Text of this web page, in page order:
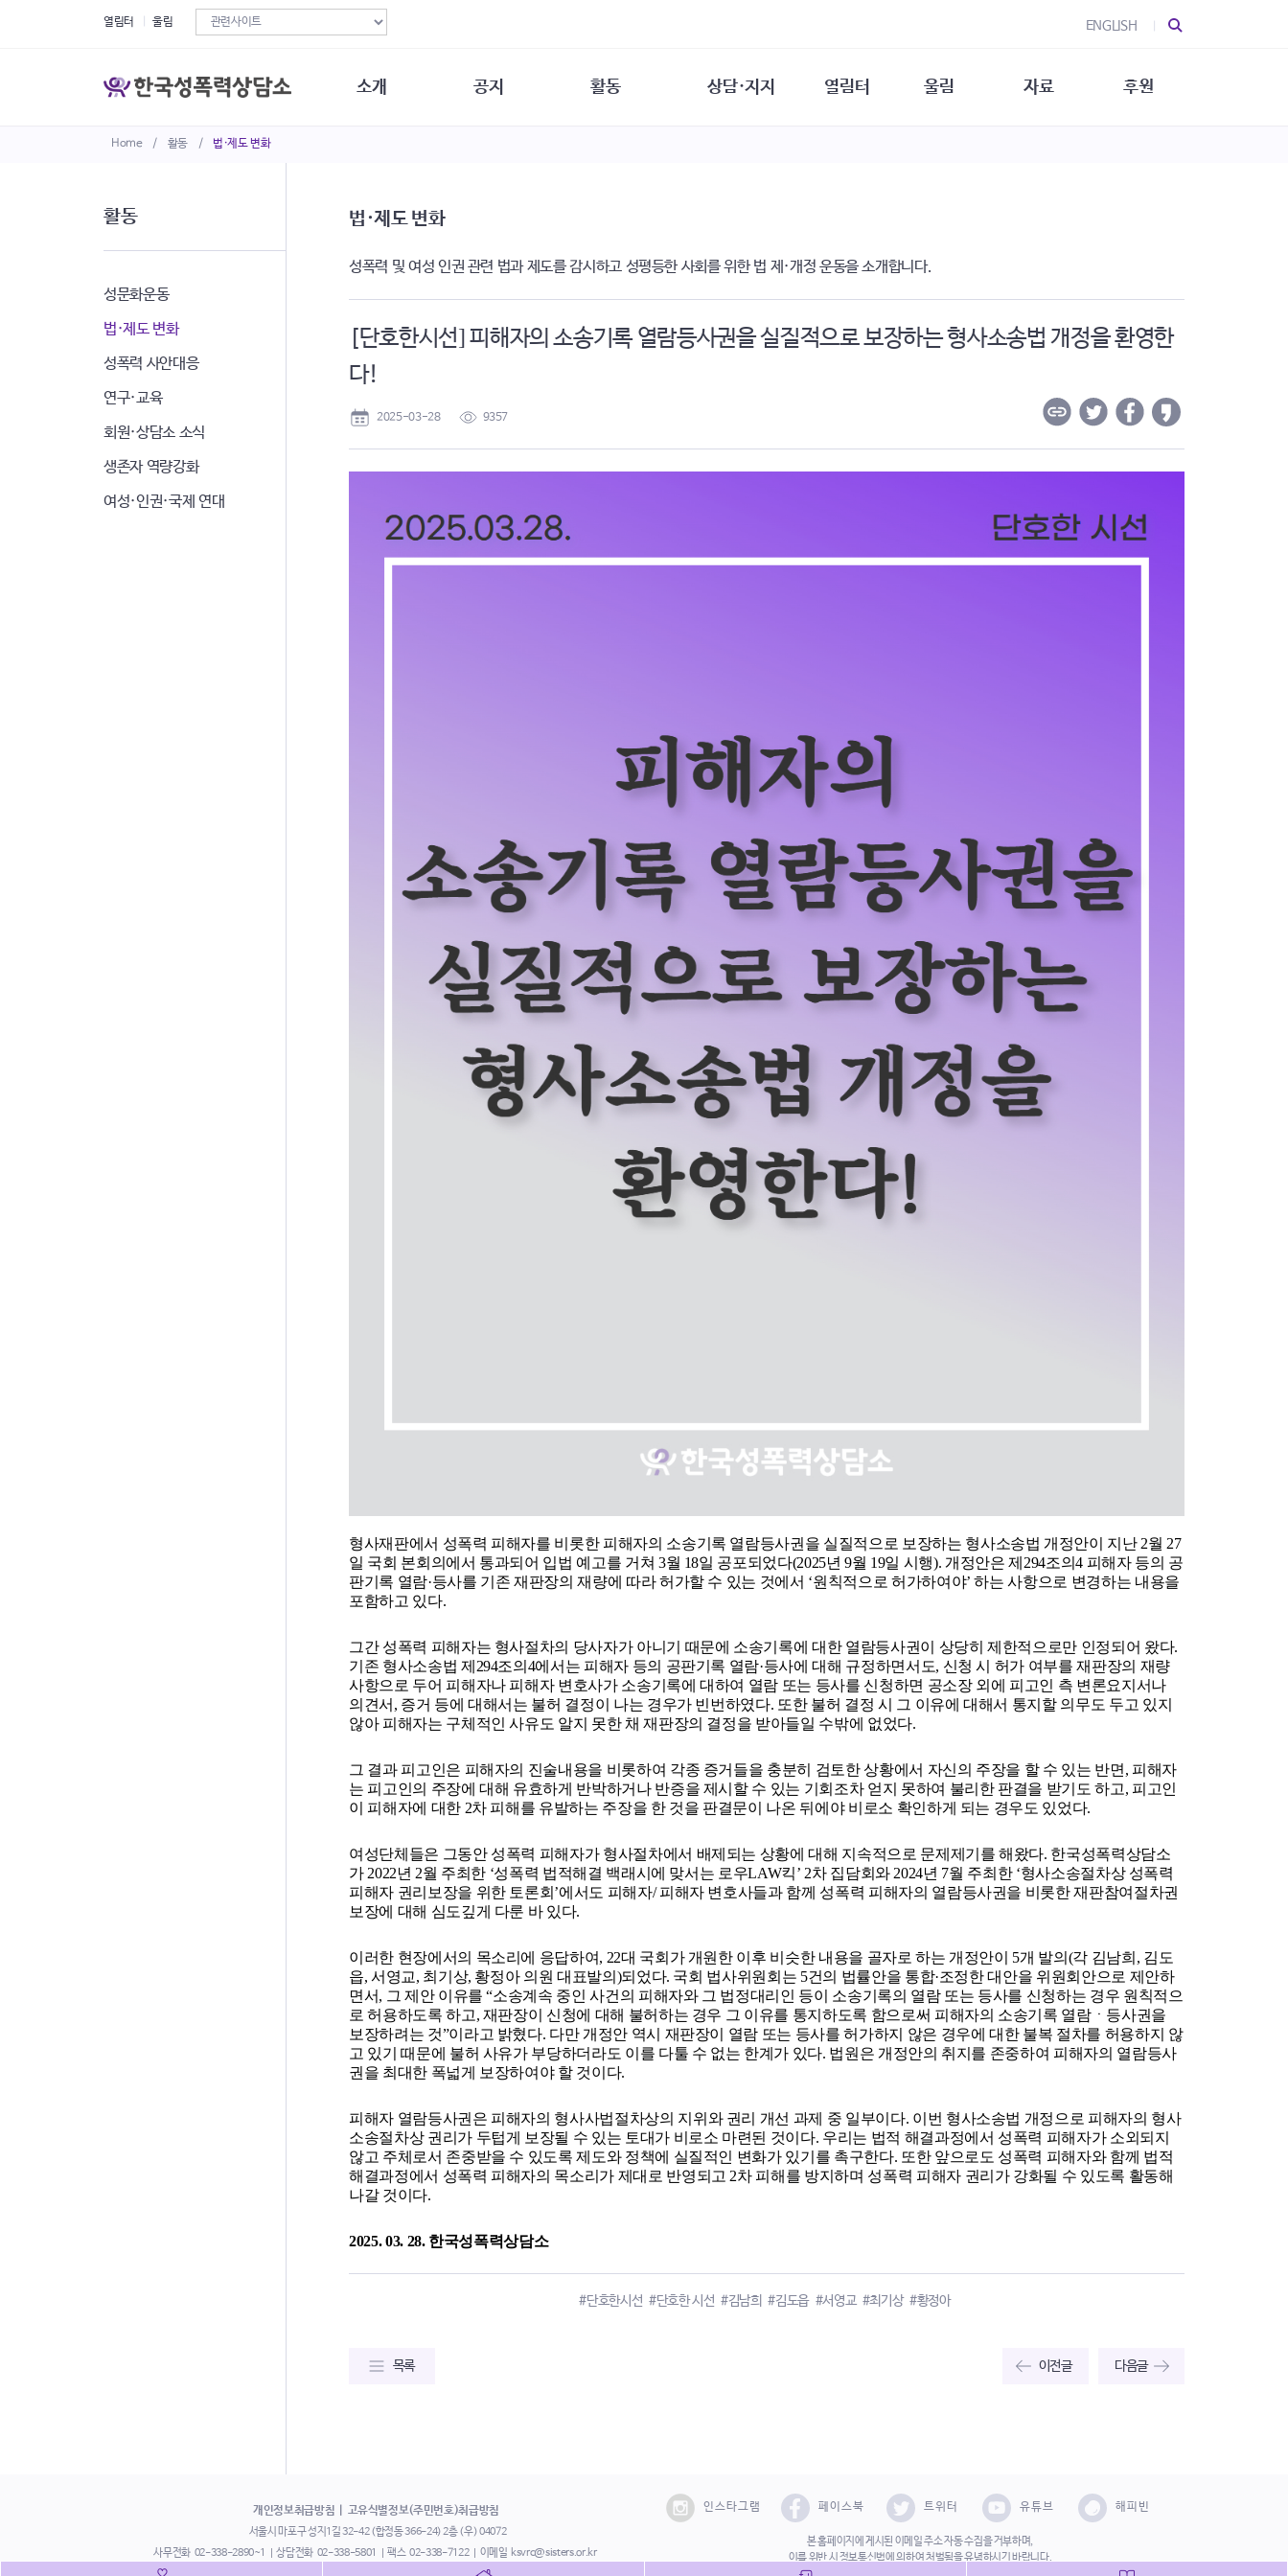
Home / 활동 / 법·제도 변화
열림터 울림 ENGLISH
소개
오시는길
정관·규정·약속
공지 활동
생존자 역량강화
상담·지지
함께 고민하기
열림터
연대/연구
울림 자료 후원
활동
성문화운동
법·제도 변화
성폭력 사안대응
연구·교육
회원·상담소 소식
생존자 역량강화
여성·인권·국제 연대
법·제도 변화
성폭력 및 여성 인권 관련 법과 제도를 감시하고 성평등한 사회를 위한 법 제·개정 운동을 소개합니다.
[단호한시선] 피해자의 소송기록 열람등사권을 실질적으로 보장하는 형사소송법 개정을 환영한
다!
2025-03-28 9357
형사재판에서 성폭력 피해자를 비롯한 피해자의 소송기록 열람등사권을 실질적으로 보장하는 형사소송법 개정안이 지난 2월 27
일 국회 본회의에서 통과되어 입법 예고를 거쳐 3월 18일 공포되었다(2025년 9월 19일 시행). 개정안은 제294조의4 피해자 등의 공
판기록 열람·등사를 기존 재판장의 재량에 따라 허가할 수 있는 것에서 ‘원칙적으로 허가하여야’ 하는 사항으로 변경하는 내용을
포함하고 있다.
그간 성폭력 피해자는 형사절차의 당사자가 아니기 때문에 소송기록에 대한 열람등사권이 상당히 제한적으로만 인정되어 왔다.
기존 형사소송법 제294조의4에서는 피해자 등의 공판기록 열람·등사에 대해 규정하면서도, 신청 시 허가 여부를 재판장의 재량
사항으로 두어 피해자나 피해자 변호사가 소송기록에 대하여 열람 또는 등사를 신청하면 공소장 외에 피고인 측 변론요지서나
의견서, 증거 등에 대해서는 불허 결정이 나는 경우가 빈번하였다. 또한 불허 결정 시 그 이유에 대해서 통지할 의무도 두고 있지
않아 피해자는 구체적인 사유도 알지 못한 채 재판장의 결정을 받아들일 수밖에 없었다.
그 결과 피고인은 피해자의 진술내용을 비롯하여 각종 증거들을 충분히 검토한 상황에서 자신의 주장을 할 수 있는 반면, 피해자
는 피고인의 주장에 대해 유효하게 반박하거나 반증을 제시할 수 있는 기회조차 얻지 못하여 불리한 판결을 받기도 하고, 피고인
이 피해자에 대한 2차 피해를 유발하는 주장을 한 것을 판결문이 나온 뒤에야 비로소 확인하게 되는 경우도 있었다.
여성단체들은 그동안 성폭력 피해자가 형사절차에서 배제되는 상황에 대해 지속적으로 문제제기를 해왔다. 한국성폭력상담소
가 2022년 2월 주최한 ‘성폭력 법적해결 백래시에 맞서는 로우LAW킥’ 2차 집담회와 2024년 7월 주최한 ‘형사소송절차상 성폭력
피해자 권리보장을 위한 토론회’에서도 피해자/ 피해자 변호사들과 함께 성폭력 피해자의 열람등사권을 비롯한 재판참여절차권
보장에 대해 심도깊게 다룬 바 있다.
이러한 현장에서의 목소리에 응답하여, 22대 국회가 개원한 이후 비슷한 내용을 골자로 하는 개정안이 5개 발의(각 김남희, 김도
읍, 서영교, 최기상, 황정아 의원 대표발의)되었다. 국회 법사위원회는 5건의 법률안을 통합·조정한 대안을 위원회안으로 제안하
면서, 그 제안 이유를 “소송계속 중인 사건의 피해자와 그 법정대리인 등이 소송기록의 열람 또는 등사를 신청하는 경우 원칙적으
로 허용하도록 하고, 재판장이 신청에 대해 불허하는 경우 그 이유를 통지하도록 함으로써 피해자의 소송기록 열람ㆍ등사권을
보장하려는 것”이라고 밝혔다. 다만 개정안 역시 재판장이 열람 또는 등사를 허가하지 않은 경우에 대한 불복 절차를 허용하지 않
고 있기 때문에 불허 사유가 부당하더라도 이를 다툴 수 없는 한계가 있다. 법원은 개정안의 취지를 존중하여 피해자의 열람등사
권을 최대한 폭넓게 보장하여야 할 것이다.
피해자 열람등사권은 피해자의 형사사법절차상의 지위와 권리 개선 과제 중 일부이다. 이번 형사소송법 개정으로 피해자의 형사
소송절차상 권리가 두텁게 보장될 수 있는 토대가 비로소 마련된 것이다. 우리는 법적 해결과정에서 성폭력 피해자가 소외되지
않고 주체로서 존중받을 수 있도록 제도와 정책에 실질적인 변화가 있기를 촉구한다. 또한 앞으로도 성폭력 피해자와 함께 법적
해결과정에서 성폭력 피해자의 목소리가 제대로 반영되고 2차 피해를 방지하며 성폭력 피해자 권리가 강화될 수 있도록 활동해
나갈 것이다.
2025. 03. 28. 한국성폭력상담소
#단호한시선 #단호한 시선 #김남희 #김도읍 #서영교 #최기상 #황정아
목록 이전글 다음글
개인정보취급방침 고유식별정보(주민번호)취급방침
서울시 마포구 성지1길 32-42 (합정동 366-24) 2층 (우) 04072
사무전화 02-338-2890~1 상담전화 02-338-5801 팩스 02-338-7122 이메일 ksvrc@sisters.or.kr
인스타그램 페이스북 트위터 유튜브 해피빈
본 홈페이지에 게시된 이메일 주소 자동 수집을 거부하며,
이를 위반 시 정보통신법에 의하여 처벌됨을 유념하시기 바랍니다.